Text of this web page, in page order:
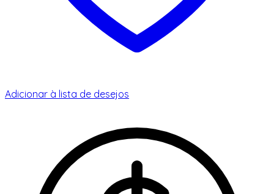
Adicionar à lista de desejos